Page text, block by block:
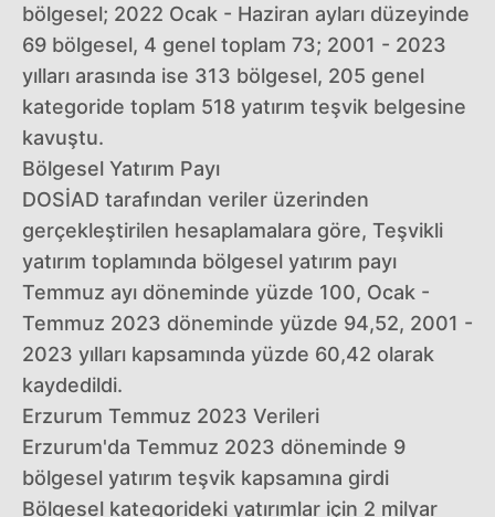
bölgesel; 2022 Ocak - Haziran ayları düzeyinde
69 bölgesel, 4 genel toplam 73; 2001 - 2023
yılları arasında ise 313 bölgesel, 205 genel
kategoride toplam 518 yatırım teşvik belgesine
kavuştu.
Bölgesel Yatırım Payı
DOSİAD tarafından veriler üzerinden
gerçekleştirilen hesaplamalara göre, Teşvikli
yatırım toplamında bölgesel yatırım payı
Temmuz ayı döneminde yüzde 100, Ocak -
Temmuz 2023 döneminde yüzde 94,52, 2001 -
2023 yılları kapsamında yüzde 60,42 olarak
kaydedildi.
Erzurum Temmuz 2023 Verileri
Erzurum'da Temmuz 2023 döneminde 9
bölgesel yatırım teşvik kapsamına girdi
Bölgesel kategorideki yatırımlar için 2 milyar